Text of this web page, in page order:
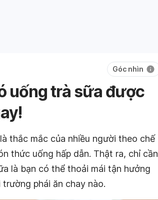
Góc nhìn
uống trà sữa được
thắc mắc của nhiều người theo chế
thức uống hấp dẫn. Thật ra, chỉ cần
là bạn có thể thoải mái tận hưởng
phái ăn chay nào.